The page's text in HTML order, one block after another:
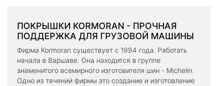
ПОКРЫШКИ KORMORAN - ПРОЧНАЯ
ПОДДЕРЖКА ДЛЯ ГРУЗОВОЙ МАШИНЫ
Фирма Kormoran существует с 1994 года. Работать
начала в Варшаве. Она находится в группе
знаменитого всемирного изготовителя шин - Michelin.
Одно из течений фирмы это создание и изготовление